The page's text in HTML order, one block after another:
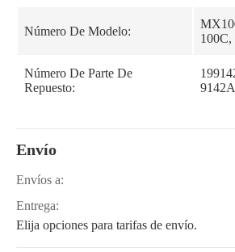
Número De Modelo:
Número De Parte De
Repuesto:
Envío
Envíos a:
Entrega:
Elija opciones para tarifas de envío.